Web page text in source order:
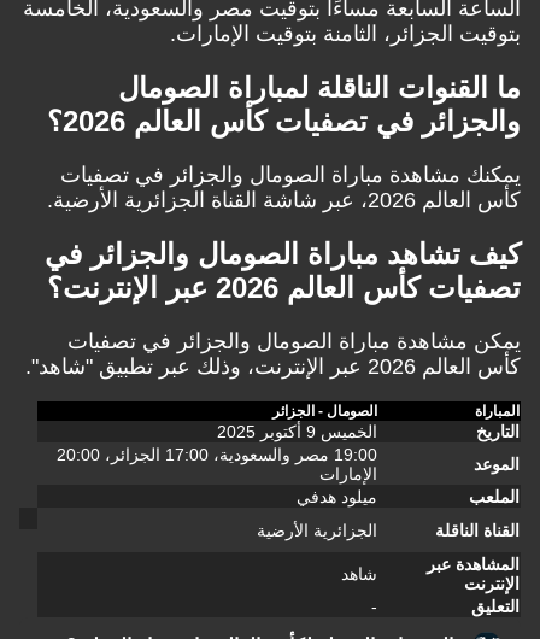
الساعة السابعة مساءًا بتوقيت مصر والسعودية، الخامسة
بتوقيت الجزائر، الثامنة بتوقيت الإمارات.
ما القنوات الناقلة لمباراة الصومال
والجزائر في تصفيات كأس العالم 2026
؟
يمكنك مشاهدة مباراة الصومال والجزائر في تصفيات
كأس العالم 2026، عبر شاشة القناة الجزائرية الأرضية.
كيف تشاهد مباراة الصومال والجزائر في
تصفيات كأس العالم 2026
عبر الإنترنت؟
يمكن مشاهدة مباراة الصومال والجزائر في تصفيات
كأس العالم 2026 عبر الإنترنت، وذلك عبر تطبيق "شاهد".
المباراة الصومال - الجزائر
التاريخ
الخميس 9 أكتوبر 2025
الموعد
19:00 مصر والسعودية، 17:00 الجزائر، 20:00
الإمارات
الملعب
ميلود هدفي
القناة الناقلة
الجزائرية الأرضية
المشاهدة عبر
الإنترنت
شاهد
التعليق
-